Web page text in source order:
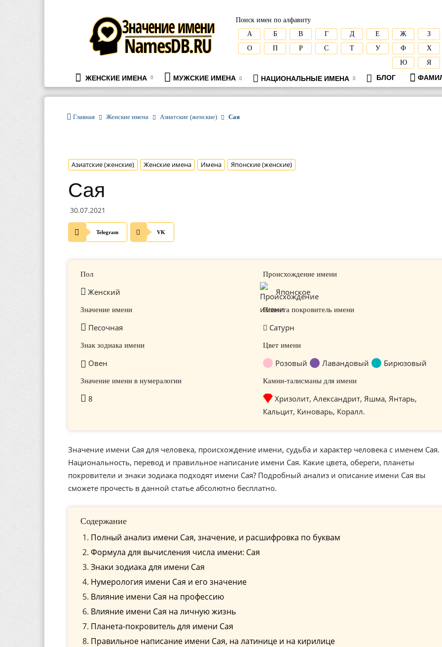
namesdb.ru
Поиск имен по алфавиту
А
Б В Г Д Е Ж
З
О
П Р С Т У Ф
Х
Ю
Я
ЖЕНСКИЕ ИМЕНА МУЖСКИЕ ИМЕНА НАЦИОНАЛЬНЫЕ ИМЕНА БЛОГ
Главная Женские имена Азиатские (женские) Сая
Азиатские (женские) Женские имена Имена Японские (женские)
Сая
30.07.2021
Telegram VK
Пол
Женский
Происхождение имени
Японское
Значение имени
Песочная
Планета покровитель имени
Сатурн
Знак зодиака имени
Овен
Цвет имени
Розовый Лавандовый Бирюзовый
Значение имени в нумералогии
8
Камни-талисманы для имени
Хризолит, Александрит, Яшма, Янтарь,
Кальцит, Киноварь, Коралл.
Значение имени Сая для человека, происхождение имени, судьба и характер человека с именем Сая.
Национальность, перевод и правильное написание имени Сая. Какие цвета, обереги, планеты
покровители и знаки зодиака подходят имени Сая? Подробный анализ и описание имени Сая вы
сможете прочесть в данной статье абсолютно бесплатно.
Содержание
Полный анализ имени Сая, значение, и расшифровка по буквам
Формула для вычисления числа имени: Сая
Знаки зодиака для имени Сая
Нумерология имени Сая и его значение
Влияние имени Сая на профессию
Влияние имени Сая на личную жизнь
Планета-покровитель для имени Сая
Правильное написание имени Сая, на латинице и на кирилице